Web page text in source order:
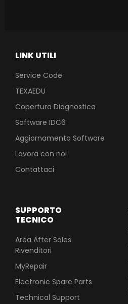
SUPPORTO
TECNICO
Area After Sales
Rivenditori
MyRepair
Electronic Spare Parts
Technical Support
LINK UTILI
Service Code
TEXAEDU
Copertura Diagnostica
Software IDC6
Aggiornamento Software
Lavora con noi
Contattaci